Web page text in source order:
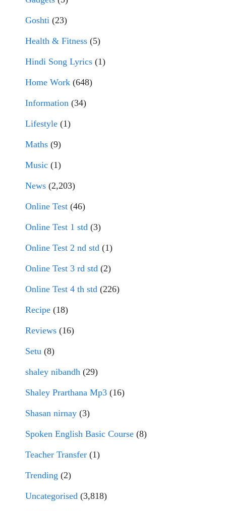
Goshti (23)
Health & Fitness (5)
Hindi Song Lyrics (1)
Home Work (648)
Information (34)
Lifestyle (1)
Maths (9)
Music (1)
News (2,203)
Online Test (46)
Online Test 1 std (3)
Online Test 2 nd std (1)
Online Test 3 rd std (2)
Online Test 4 th std (226)
Recipe (18)
Reviews (16)
Setu (8)
shaley nibandh (29)
Shaley Prarthana Mp3 (16)
Shasan nirnay (3)
Spoken English Basic Course (8)
Teacher Transfer (1)
Trending (2)
Uncategorised (3,818)